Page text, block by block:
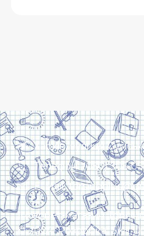
Харків, вулиця
Телефон: (050) 305-
E-Mail:
Інтернет-магазин
© 2024. Розробка:Skill